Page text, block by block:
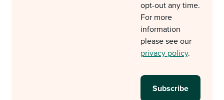
opt-out any time.
For more
information
please see our
privacy policy.